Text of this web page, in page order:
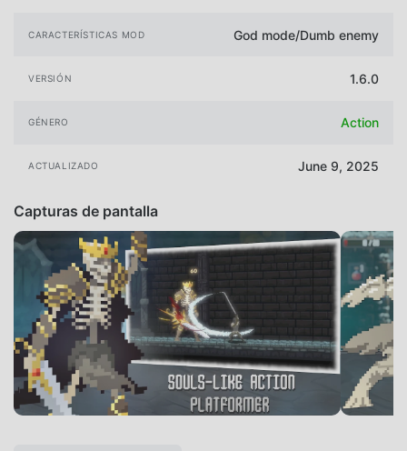
CARACTERÍSTICAS MOD God mode/Dumb enemy
VERSIÓN 1.6.0
GÉNERO Action
ACTUALIZADO June 9, 2025
Capturas de pantalla